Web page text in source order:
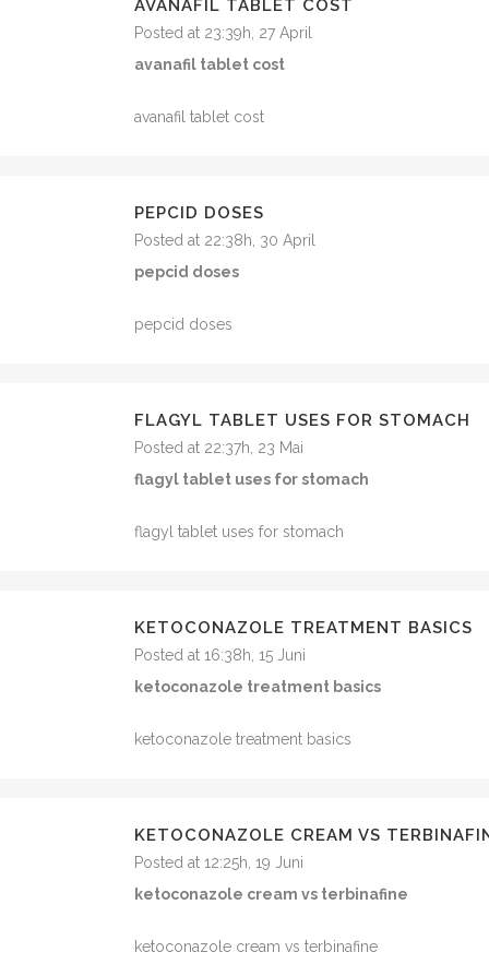
AVANAFIL TABLET COST
Posted at 23:39h, 27 April
avanafil tablet cost
avanafil tablet cost
PEPCID DOSES
Posted at 22:38h, 30 April
pepcid doses
pepcid doses
FLAGYL TABLET USES FOR STOMACH
Posted at 22:37h, 23 Mai
flagyl tablet uses for stomach
flagyl tablet uses for stomach
KETOCONAZOLE TREATMENT BASICS
Posted at 16:38h, 15 Juni
ketoconazole treatment basics
ketoconazole treatment basics
KETOCONAZOLE CREAM VS
Posted at 12:25h, 19 Juni
ketoconazole cream vs terbinafine
ketoconazole cream vs terbinafine